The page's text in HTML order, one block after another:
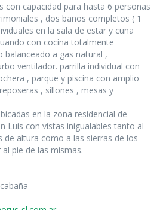
con capacidad para hasta 6 personas
, dos baños completos ( 1
en la sala de estar y cuna
con cocina totalmente
balanceado a gas natural ,
ventilador. parrilla individual con
, parque y piscina con amplio
, sillones , mesas y
en la zona residencial de
Luis con vistas inigualables tanto al
de altura como a las sierras de los
pie de las mismas.